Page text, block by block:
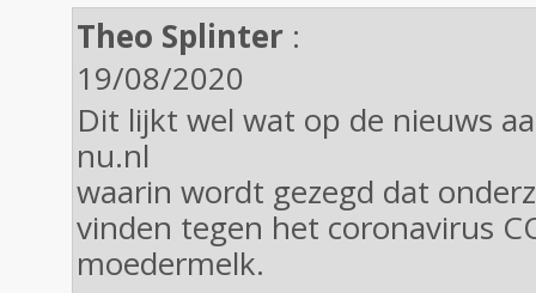
Theo Splinter :
19/08/2020
Dit lijkt wel wat op de nieuws
nu.nl
waarin wordt gezegd dat
vinden tegen het coronavirus
moedermelk.